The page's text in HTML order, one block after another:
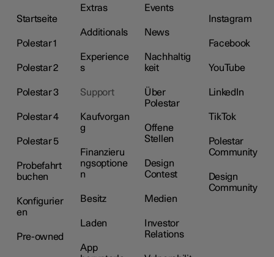
Startseite
Polestar 1
Polestar 2
Polestar 3
Polestar 4
Polestar 5
Probefahrt
buchen
Konfigurier
en
Pre-owned
Extras
Additionals
Experience
s
Support
Kaufvorgan
g
Finanzieru
ngsoptione
n
Besitz
Laden
App
Events
News
Nachhaltig
keit
Über
Polestar
Offene
Stellen
Design
Contest
Medien
Investor
Relations
Instagram
Facebook
YouTube
LinkedIn
TikTok
Polestar
Community
Design
Community